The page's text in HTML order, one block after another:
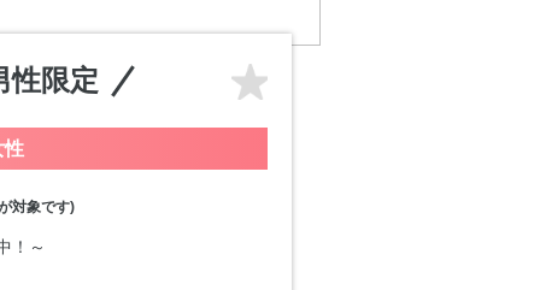
性限定
性
対象です)
！～